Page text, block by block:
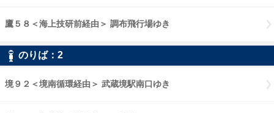
鷹５８＜海上技研前経由＞ 調布飛行場ゆき
のりば： 2
2
境９２＜境南循環経由＞ 武蔵境駅南口ゆき